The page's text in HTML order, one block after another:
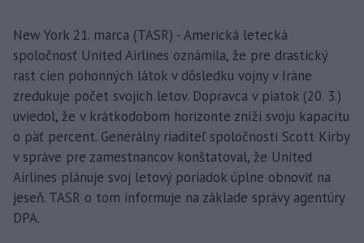
New York 21. marca (TASR) - Americká letecká
spoločnosť United Airlines oznámila, že pre drastický
rast cien pohonných látok v dôsledku vojny v Iráne
zredukuje počet svojich letov. Dopravca v piatok (20. 3.)
uviedol, že v krátkodobom horizonte zníži svoju kapacitu
o päť percent. Generálny riaditeľ spoločnosti Scott Kirby
v správe pre zamestnancov konštatoval, že United
Airlines plánuje svoj letový poriadok úplne obnoviť na
jeseň. TASR o tom informuje na základe správy agentúry
DPA.